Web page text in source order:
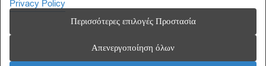
Privacy Policy
Περισσότερες επιλογές Προστασία
Απενεργοποίηση όλων